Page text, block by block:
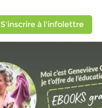
S'inscrire à l'infolettre